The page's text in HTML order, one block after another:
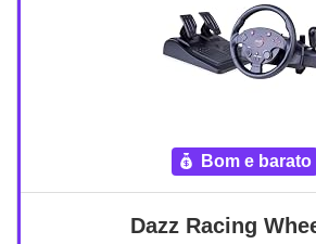
bom e barato
Dazz Racing